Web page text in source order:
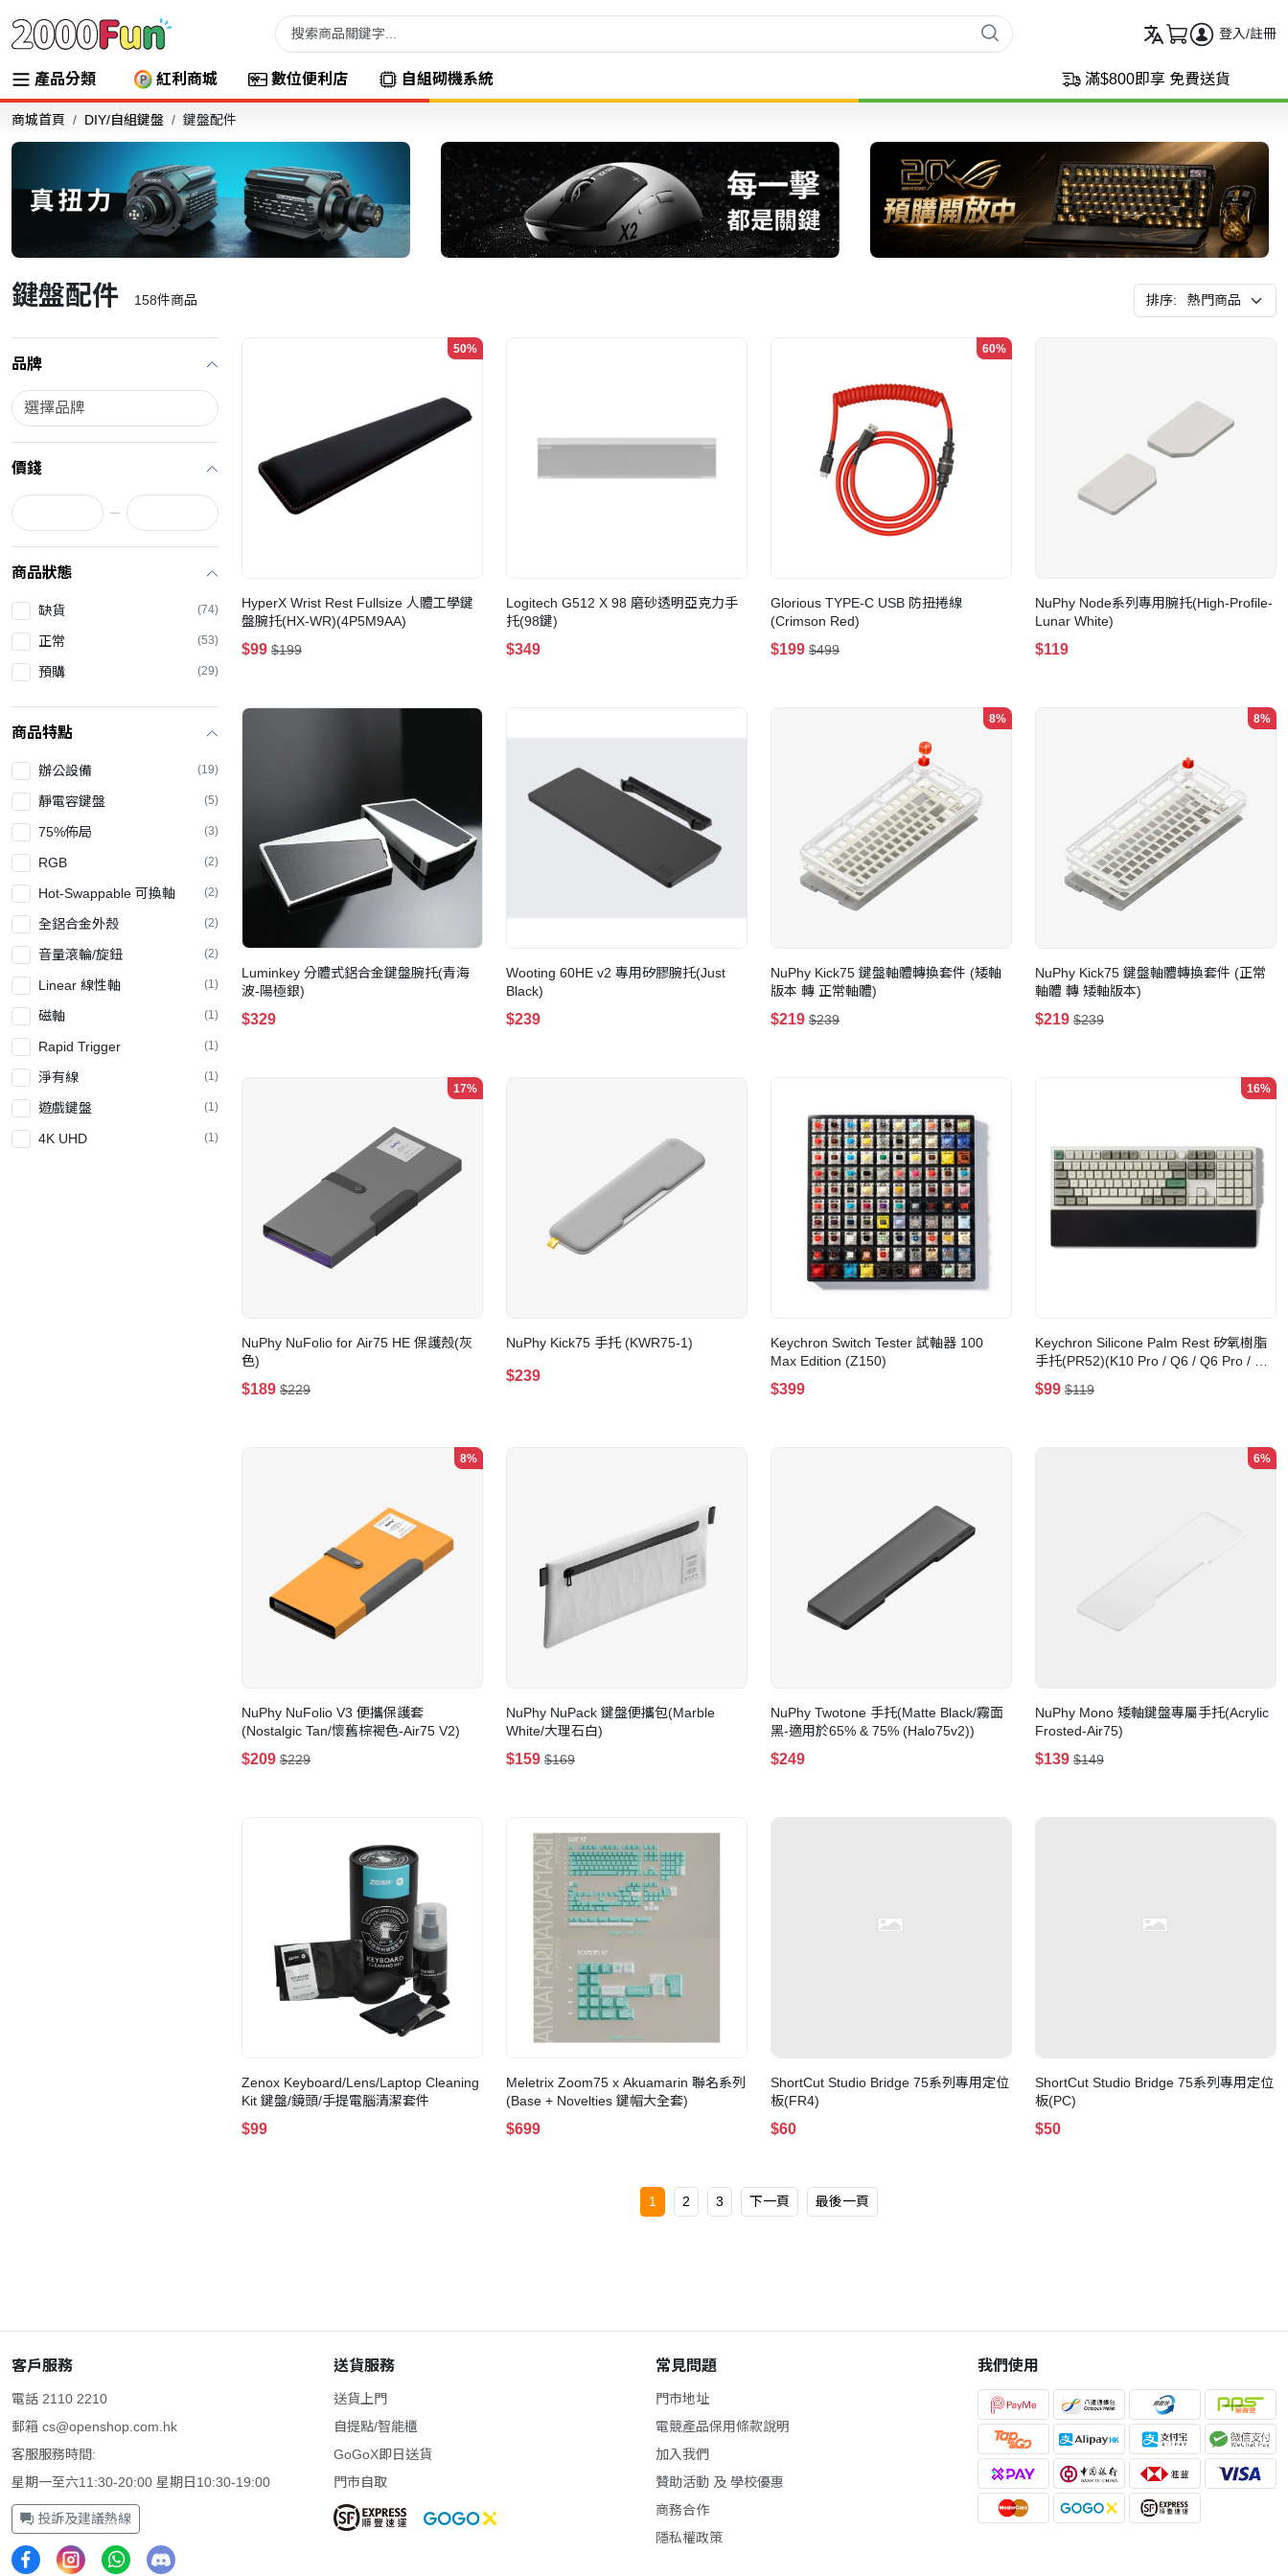
登入/註冊
產品分類 紅利商城 數位便利店 自組砌機系統 滿$800即享 免費送貨
商城首頁 DIY/自組鍵盤 鍵盤配件
鍵盤配件 158件商品 排序:
品牌
價錢
商品狀態
缺貨 (74)
正常 (53)
預購 (29)
商品特點
辦公設備 (19)
靜電容鍵盤 (5)
75%佈局 (3)
RGB (2)
Hot-Swappable 可換軸 (2)
全鋁合金外殼 (2)
音量滾輪/旋鈕 (2)
Linear 線性軸 (1)
磁軸 (1)
Rapid Trigger (1)
淨有線 (1)
遊戲鍵盤 (1)
4K UHD (1)
50%
HyperX Wrist Rest Fullsize 人體工學鍵
盤腕托(HX-WR)(4P5M9AA)
$99 $199
Logitech G512 X 98 磨砂透明亞克力手
托(98鍵)
$349
60%
Glorious TYPE-C USB 防扭捲線
(Crimson Red)
$199 $499
NuPhy Node系列專用腕托(High-Profile-
Lunar White)
$119
Luminkey 分體式鋁合金鍵盤腕托(青海
波-陽極銀)
$329
Wooting 60HE v2 專用矽膠腕托(Just
Black)
$239
8%
NuPhy Kick75 鍵盤軸體轉換套件 (矮軸
版本 轉 正常軸體)
$219 $239
8%
NuPhy Kick75 鍵盤軸體轉換套件 (正常
軸體 轉 矮軸版本)
$219 $239
17%
NuPhy NuFolio for Air75 HE 保護殼(灰
色)
$189 $229
NuPhy Kick75 手托 (KWR75-1)
$239
Keychron Switch Tester 試軸器 100
Max Edition (Z150)
$399
16%
Keychron Silicone Palm Rest 矽氧樹脂
手托(PR52)(K10 Pro / Q6 / Q6 Pro / Q6
Max / V6 / V6 Max (447mm)-黑色)
$99 $119
8%
NuPhy NuFolio V3 便攜保護套
(Nostalgic Tan/懷舊棕褐色-Air75 V2)
$209 $229
NuPhy NuPack 鍵盤便攜包(Marble
White/大理石白)
$159 $169
NuPhy Twotone 手托(Matte Black/霧面
黑-適用於65% & 75% (Halo75v2))
$249
6%
NuPhy Mono 矮軸鍵盤專屬手托(Acrylic
Frosted-Air75)
$139 $149
Zenox Keyboard/Lens/Laptop Cleaning
Kit 鍵盤/鏡頭/手提電腦清潔套件
$99
Meletrix Zoom75 x Akuamarin 聯名系列
(Base + Novelties 鍵帽大全套)
$699
ShortCut Studio Bridge 75系列專用定位
板(FR4)
$60
ShortCut Studio Bridge 75系列專用定位
板(PC)
$50
1 2 3 下一頁 最後一頁
客戶服務
電話 2110 2210
郵箱 cs@openshop.com.hk
客服服務時間:
星期一至六11:30-20:00 星期日10:30-19:00
投訴及建議熱線
送貨服務
送貨上門
自提點/智能櫃
GoGoX即日送貨
門市自取
常見問題
門市地址
電競產品保用條款說明
加入我們
贊助活動 及 學校優惠
商務合作
隱私權政策
我們使用